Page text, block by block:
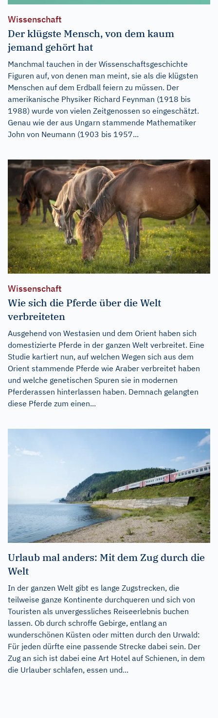
Wissenschaft
Der klügste Mensch, von dem kaum
jemand gehört hat
Manchmal tauchen in der Wissenschaftsgeschichte
Figuren auf, von denen man meint, sie als die klügsten
Menschen auf dem Erdball feiern zu müssen. Der
amerikanische Physiker Richard Feynman (1918 bis
1988) wurde von vielen Zeitgenossen so eingeschätzt.
Genau wie der aus Ungarn stammende Mathematiker
John von Neumann (1903 bis 1957...
Wissenschaft
Wie sich die Pferde über die Welt
verbreiteten
Ausgehend von Westasien und dem Orient haben sich
domestizierte Pferde in der ganzen Welt verbreitet. Eine
Studie kartiert nun, auf welchen Wegen sich aus dem
Orient stammende Pferde wie Araber verbreitet haben
und welche genetischen Spuren sie in modernen
Pferderassen hinterlassen haben. Demnach gelangten
diese Pferde zum einen...
Urlaub mal anders: Mit dem Zug durch die
Welt
In der ganzen Welt gibt es lange Zugstrecken, die
teilweise ganze Kontinente durchqueren und sich von
Touristen als unvergessliches Reiseerlebnis buchen
lassen. Ob durch schroffe Gebirge, entlang an
wunderschönen Küsten oder mitten durch den Urwald:
Für jeden dürfte eine passende Strecke dabei sein. Der
Zug an sich ist dabei eine Art Hotel auf Schienen, in dem
die Urlauber schlafen, essen und...